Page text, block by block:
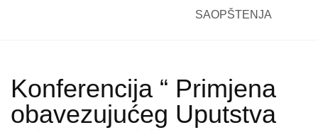
SAOPŠTENJA
Konferencija “ Primjena
obavezujućeg Uputstva